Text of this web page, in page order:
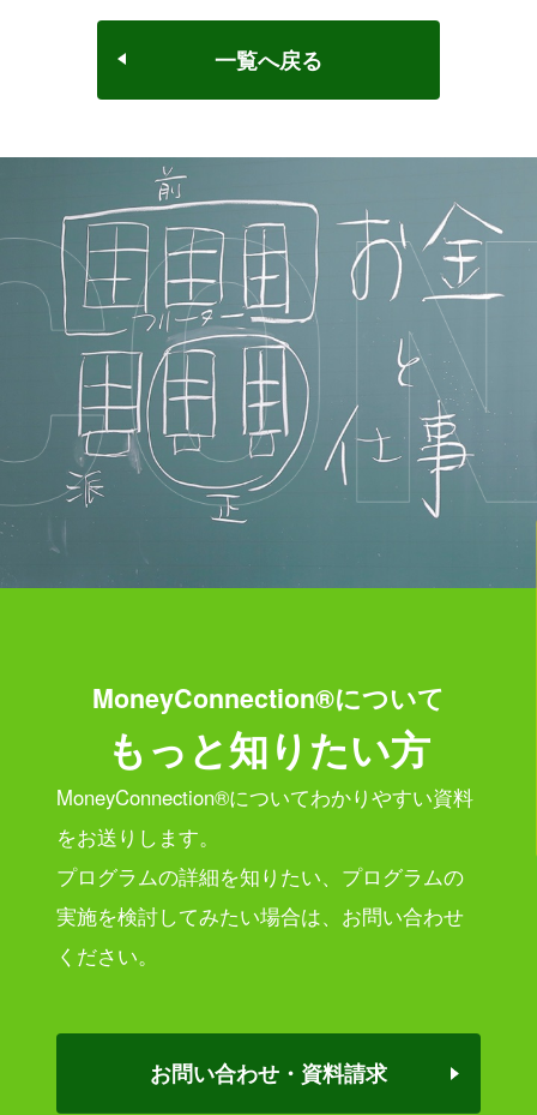
一覧へ戻る
MoneyConnection®について
もっと知りたい方
MoneyConnection®についてわかりやすい資料
をお送りします。
プログラムの詳細を知りたい、プログラムの
実施を検討してみたい場合は、 お問い合わせ
ください。
お問い合わせ・資料請求